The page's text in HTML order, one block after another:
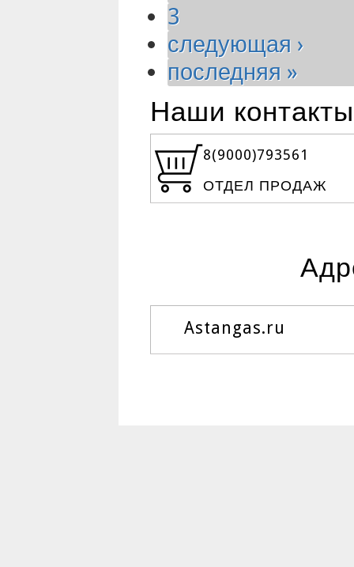
3
следующая ›
последняя »
Наши контакты
8(9000)793561
ОТДЕЛ ПРОДАЖ
Astangas.ru